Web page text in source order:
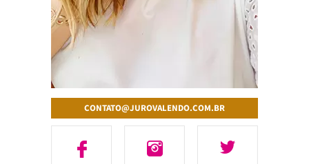
CONTATO@JUROVALENDO.COM.BR